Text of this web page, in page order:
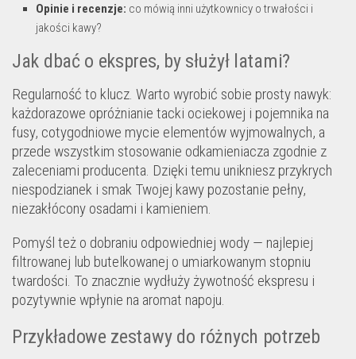
Opinie i recenzje: co mówią inni użytkownicy o trwałości i
jakości kawy?
Jak dbać o ekspres, by służył latami?
Regularność to klucz. Warto wyrobić sobie prosty nawyk:
każdorazowe opróżnianie tacki ociekowej i pojemnika na
fusy, cotygodniowe mycie elementów wyjmowalnych, a
przede wszystkim stosowanie odkamieniacza zgodnie z
zaleceniami producenta. Dzięki temu unikniesz przykrych
niespodzianek i smak Twojej kawy pozostanie pełny,
niezakłócony osadami i kamieniem.
Pomyśl też o dobraniu odpowiedniej wody — najlepiej
filtrowanej lub butelkowanej o umiarkowanym stopniu
twardości. To znacznie wydłuży żywotność ekspresu i
pozytywnie wpłynie na aromat napoju.
Przykładowe zestawy do różnych potrzeb